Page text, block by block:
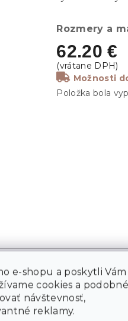
e-shopu a poskytli Vám
cookies a podobné
návštevnosť,
reklamy.
62.20 €
Možnosti
Položka bola
Rozmery a